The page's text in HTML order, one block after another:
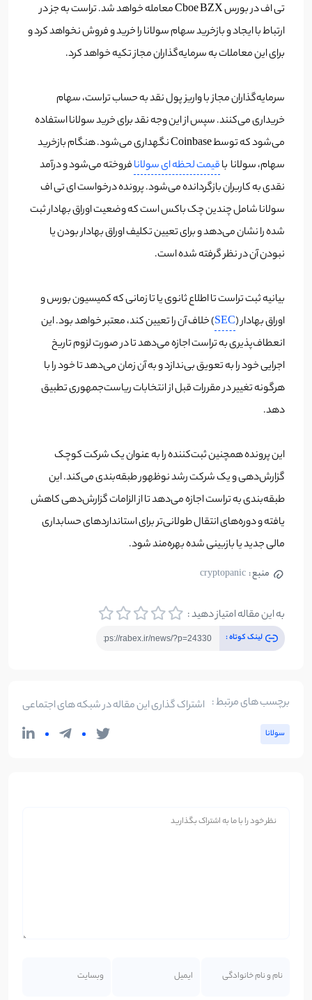
تی اف در بورس Cboe BZX معامله خواهد شد. تراست به جز در
ارتباط با ایجاد و بازخرید سهام سولانا را خرید و فروش نخواهد کرد و
برای این معاملات به سرمایه‌گذاران مجاز تکیه خواهد کرد.
سرمایه‌گذاران مجاز با واریز پول نقد به حساب تراست، سهام
خریداری می‌کنند. سپس از این وجه نقد برای خرید سولانا استفاده
می‌شود که توسط Coinbase نگهداری می‌شود. هنگام بازخرید
سهام، سولانا باقیمت لحظه ای سولانافروخته می‌شود و درآمد
نقدی به کاربران بازگردانده می‌شود. پرونده درخواست ای تی اف
سولانا شامل چندین چک باکس است که وضعیت اوراق بهادار ثبت
شده را نشان می‌دهد و برای تعیین تکلیف اوراق بهادار بودن یا
نبودن آن در نظر گرفته شده است.
بیانیه ثبت تراست تا اطلاع ثانوی یا تا زمانی که کمیسیون بورس و
اوراق بهادار (SEC) خلاف آن را تعیین کند، معتبر خواهد بود. این
انعطاف‌پذیری به تراست اجازه می‌دهد تا در صورت لزوم تاریخ
اجرایی خود را به تعویق بی‌ندازد و به آن زمان می‌دهد تا خود را با
هر‌گونه تغییر در مقررات قبل از انتخابات ریاست‌جمهوری تطبیق
دهد.
این پرونده همچنین ثبت‌کننده را به عنوان یک شرکت کوچک
گزارش‌دهی و یک شرکت رشد نوظهور طبقه‌بندی می‌کند. این
طبقه‌بندی به تراست اجازه می‌دهد تا از الزامات گزارش‌دهی کاهش
یافته و دوره‌های انتقال طولانی‌تر برای استانداردهای حسابداری
مالی جدید یا بازبینی شده بهره‌مند شود‌.
منبع : cryptopanic
به این مقاله امتیاز دهید :
لینک کوتاه :
برچسب های مرتبط :
سولانا
اشتراک گذاری این مقاله در شبکه های اجتماعی